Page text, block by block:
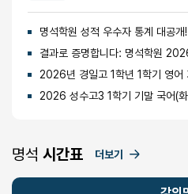
명석 시간표 더보기